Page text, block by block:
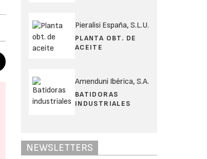
Pieralisi España, S.L.U.
PLANTA OBT. DE
ACEITE
Amenduni Ibérica, S.A.
BATIDORAS
INDUSTRIALES
NEWSLETTERS